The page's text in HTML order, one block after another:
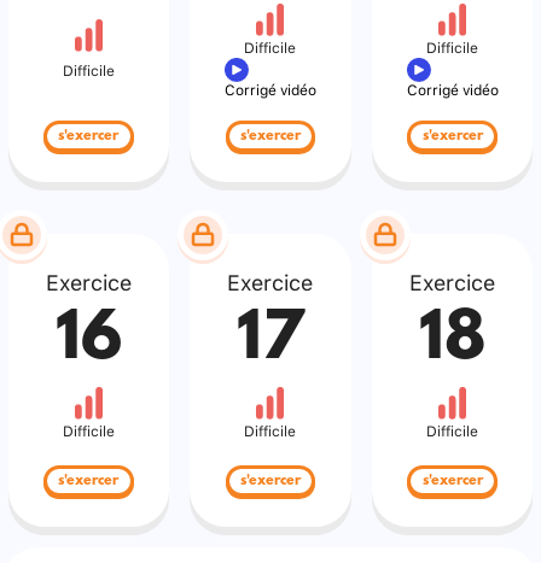
Difficile
s'exercer
Difficile
Corrigé vidéo
s'exercer
Difficile
Corrigé vidéo
s'exercer
Exercice
16
Difficile
s'exercer
Exercice
17
Difficile
s'exercer
Exercice
18
Difficile
s'exercer